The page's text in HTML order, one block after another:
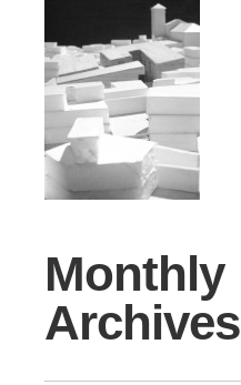
Monthly
Archives